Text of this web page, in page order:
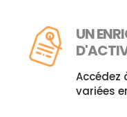
UN
variées